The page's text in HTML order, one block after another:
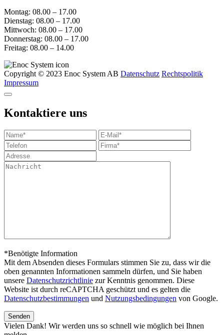
Montag: 08.00 – 17.00
Dienstag: 08.00 – 17.00
Mittwoch: 08.00 – 17.00
Donnerstag: 08.00 – 17.00
Freitag: 08.00 – 14.00
Copyright © 2023 Enoc System AB Datenschutz Rechtspolitik
Impressum
Kontaktiere uns
*Benötigte Information
Mit dem Absenden dieses Formulars stimmen Sie zu, dass wir die
oben genannten Informationen sammeln dürfen, und Sie haben
unsere Datenschutzrichtlinie zur Kenntnis genommen. Diese
Website ist durch reCAPTCHA geschützt und es gelten die
Datenschutzbestimmungen und Nutzungsbedingungen von Google.
Vielen Dank! Wir werden uns so schnell wie möglich bei Ihnen